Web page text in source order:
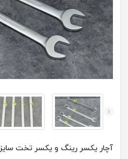
آچار یکسر رینگ و یکسر تخت سایز 36 ایکسکورت اصلی